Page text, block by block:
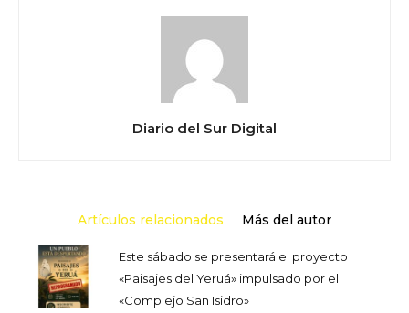
Diario del Sur Digital
Artículos relacionados Más del autor
Este sábado se presentará el proyecto
«Paisajes del Yeruá» impulsado por el
«Complejo San Isidro»